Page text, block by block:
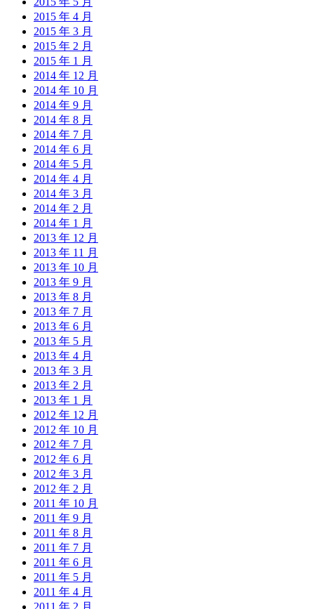
2015 年 4 月
2015 年 3 月
2015 年 2 月
2015 年 1 月
2014 年 12 月
2014 年 10 月
2014 年 9 月
2014 年 8 月
2014 年 7 月
2014 年 6 月
2014 年 5 月
2014 年 4 月
2014 年 3 月
2014 年 2 月
2014 年 1 月
2013 年 12 月
2013 年 11 月
2013 年 10 月
2013 年 9 月
2013 年 8 月
2013 年 7 月
2013 年 6 月
2013 年 5 月
2013 年 4 月
2013 年 3 月
2013 年 2 月
2013 年 1 月
2012 年 12 月
2012 年 10 月
2012 年 7 月
2012 年 6 月
2012 年 3 月
2012 年 2 月
2011 年 10 月
2011 年 9 月
2011 年 8 月
2011 年 7 月
2011 年 6 月
2011 年 5 月
2011 年 4 月
2011 年 2 月